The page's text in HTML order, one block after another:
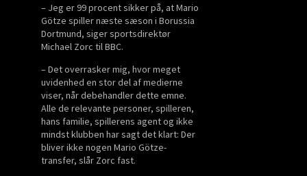
– Jeg er 99 procent sikker på, at Mario
Götze spiller næste sæson i Borussia
Dortmund, siger sportsdirektør
Michael Zorc til BBC.
– Det overrasker mig, hvor meget
uvidenhed en stor del af medierne
viser, når debehandler dette emne.
Alle de relevante personer, spilleren,
hans familie, spillerens agent og ikke
mindst klubben har sagt det klart: Der
bliver ikke nogen Mario Götze-
transfer, slår Zorc fast.